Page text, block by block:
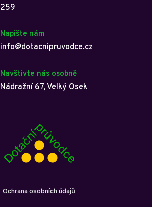
259
Napište nám
info@dotacnipruvodce.cz
Navštivte nás osobně
Nádražní 67, Velký Osek
Ochrana osobních údajů